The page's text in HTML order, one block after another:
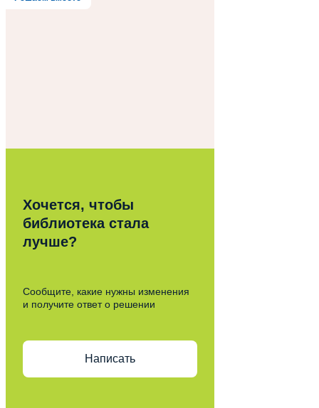
Хочется, чтобы
библиотека стала
лучше?
Сообщите, какие нужны изменения
и получите ответ о решении
Написать